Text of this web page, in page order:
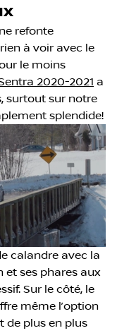
refonte
à voir avec le
le moins
2020-2021 a
surtout sur notre
splendide!
calandre avec la
et ses phares aux
Sur le côté, le
même l’option
de plus en plus